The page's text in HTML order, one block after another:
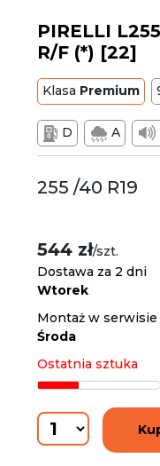
PIRELLI
R/F (*) [22]
Klasa Premium
D A
255 /40 R19
544 zł/szt.
Dostawa za 2 dni
Wtorek
Montaż w serwisie
Środa
Ostatnia sztuka